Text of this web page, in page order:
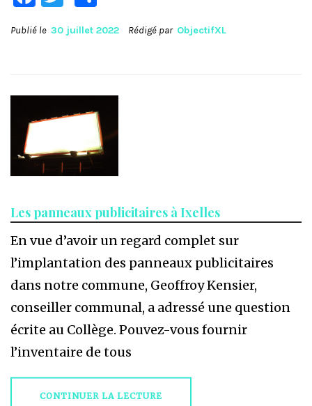
Publié le 30 juillet 2022 Rédigé par ObjectifXL
Les panneaux publicitaires à Ixelles
En vue d’avoir un regard complet sur
l’implantation des panneaux publicitaires
dans notre commune, Geoffroy Kensier,
conseiller communal, a adressé une question
écrite au Collège. Pouvez-vous fournir
l’inventaire de tous
CONTINUER LA LECTURE